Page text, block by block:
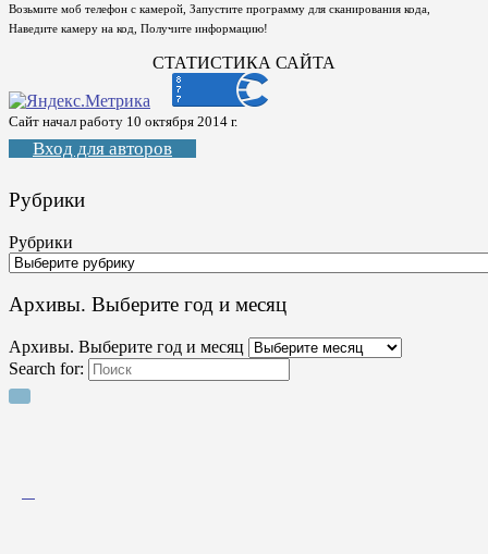
Возьмите моб телефон с камерой, Запустите программу для сканирования кода,
Наведите камеру на код, Получите информацию!
СТАТИСТИКА САЙТА
Сайт начал работу 10 октября 2014 г.
Вход для авторов
Рубрики
Рубрики
Архивы. Выберите год и месяц
Архивы. Выберите год и месяц
Search for: